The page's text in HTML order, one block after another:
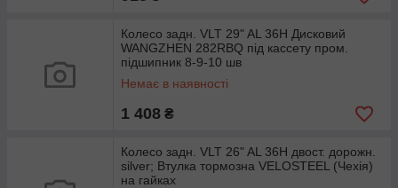
Колесо задн. VLT 29" AL 36H Дисковий
WANGZHEN 282RBQ під кассету пром.
підшипник 8-9-10 шв
Немає в наявності
1 408 ₴
Колесо задн. VLT 26" AL 36H двост. дорожн.
silver; Втулка тормозна VELOSTEEL (Чехія)
на гайках